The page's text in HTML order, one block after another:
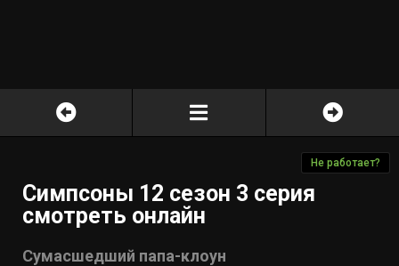
Не работает?
Симпсоны 12 сезон 3 серия
смотреть онлайн
Сумасшедший папа-клоун